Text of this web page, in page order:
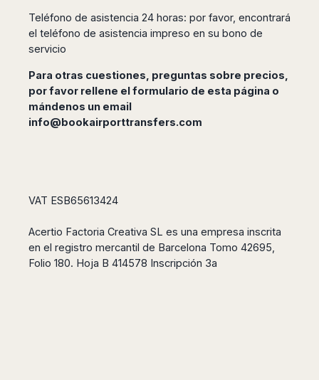
Teléfono de asistencia 24 horas: por favor, encontrará
el teléfono de asistencia impreso en su bono de
servicio
Para otras cuestiones, preguntas sobre precios,
por favor rellene el formulario de esta página o
mándenos un email
info@bookairporttransfers.com
VAT ESB65613424
Acertio Factoria Creativa SL es una empresa inscrita
en el registro mercantil de Barcelona Tomo 42695,
Folio 180. Hoja B 414578 Inscripción 3a